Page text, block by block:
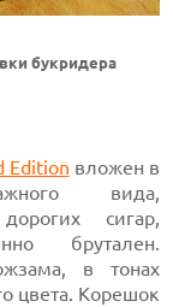
букридера
Edition вложен в
вида,
сигар,
брутален.
в тонах
цвета. Корешок